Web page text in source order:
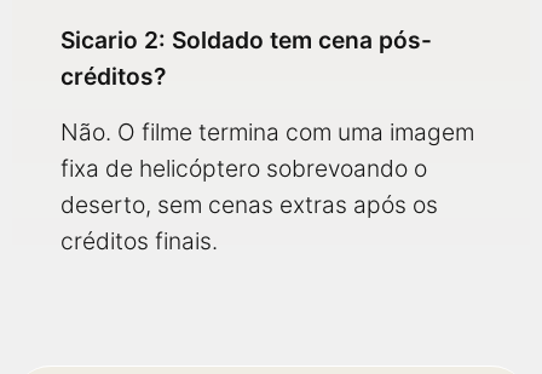
Sicario 2: Soldado tem cena pós-
créditos?
Não. O filme termina com uma imagem
fixa de helicóptero sobrevoando o
deserto, sem cenas extras após os
créditos finais.